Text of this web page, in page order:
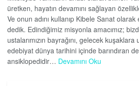
üretken, hayatın devamını sağlayan
Ve onun adını kullanıp Kibele Sanat
dedik. Edindiğimiz misyonla amacımız;
ustalarımızın bayrağını, gelecek
edebiyat dünya tarihini içinde barındıran
ansiklopedidir… Devamını Oku